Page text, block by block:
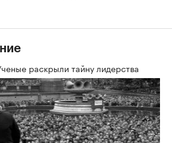
раскрыли тайну лидерства